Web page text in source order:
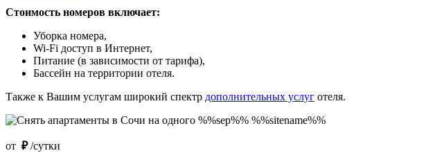
Стоимость номеров включает:
Уборка номера,
Wi-Fi доступ в Интернет,
Питание (в зависимости от тарифа),
Бассейн на территории отеля.
Также к Вашим услугам широкий спектр дополнительных услуг отеля.
от ₽/сутки